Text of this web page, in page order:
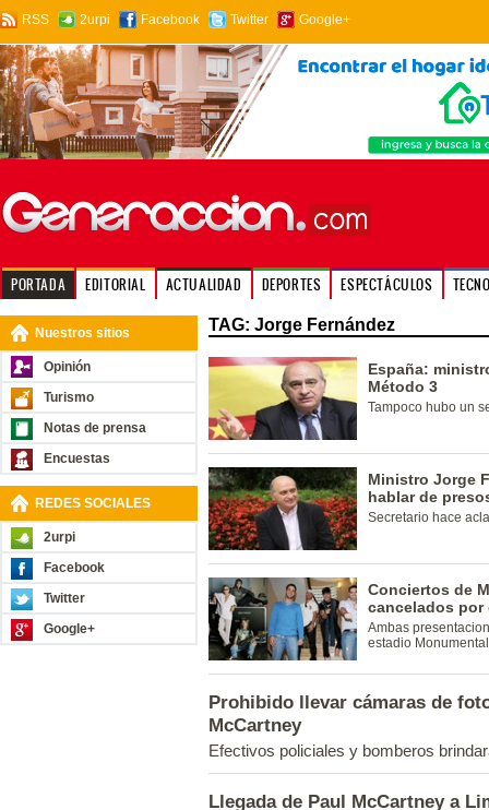
RSS 2urpi Facebook Twitter Google+
PORTADA EDITORIAL ACTUALIDAD DEPORTES ESPECTÁCULOS
Nuestros sitios
Opinión
Turismo
Notas de prensa
Encuestas
REDES SOCIALES
2urpi
Facebook
Twitter
Google+
TAG: Jorge Fernández
España:
Método 3
Tampoco hubo un
Ministro Jorge
hablar de
Secretario hace
Conciertos de
cancelados por
Ambas
estadio
Prohibido llevar cámaras de
McCartney
Efectivos policiales y bomberos
Llegada de Paul McCartney a